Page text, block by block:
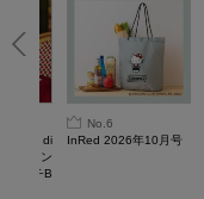
di
ティン
ポーチB
No.6
InRed 2026年10月号